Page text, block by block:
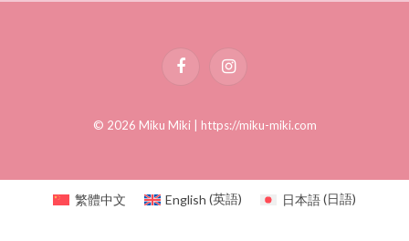
FacebookInstagram
© 2026 Miku Miki | https://miku-miki.com
繁體中文 English (英語) 日本語(日語)